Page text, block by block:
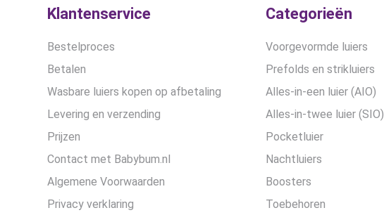
Klantenservice
Bestelproces
Betalen
Wasbare luiers kopen op afbetaling
Levering en verzending
Prijzen
Contact met Babybum.nl
Algemene Voorwaarden
Privacy verklaring
Categorieën
Voorgevormde luiers
Prefolds en strikluiers
Alles-in-een luier (AIO)
Alles-in-twee luier (SIO)
Pocketluier
Nachtluiers
Boosters
Toebehoren